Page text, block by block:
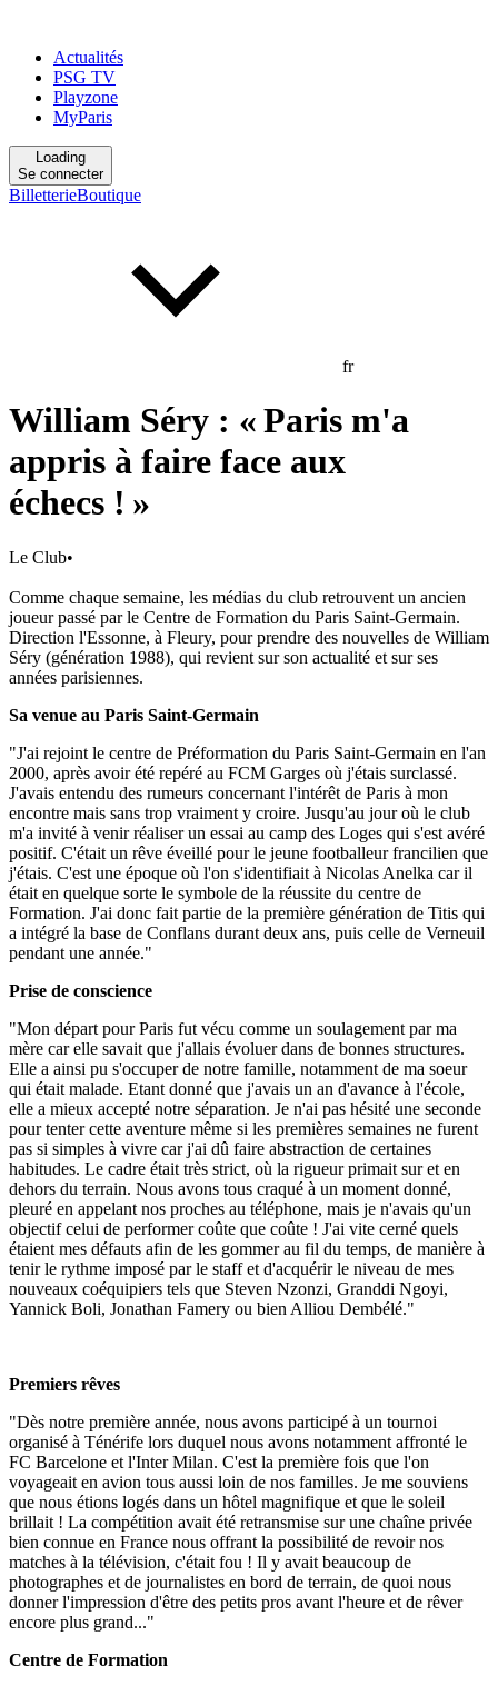
Actualités
PSG TV
Playzone
MyParis
Loading
Se connecter
BilletterieBoutique
fr
William Séry : « Paris m'a
appris à faire face aux
échecs ! »
Le Club•
Comme chaque semaine, les médias du club retrouvent un ancien
joueur passé par le Centre de Formation du Paris Saint-Germain.
Direction l'Essonne, à Fleury, pour prendre des nouvelles de William
Séry (génération 1988), qui revient sur son actualité et sur ses
années parisiennes.
Sa venue au Paris Saint-Germain
"J'ai rejoint le centre de Préformation du Paris Saint-Germain en l'an
2000, après avoir été repéré au FCM Garges où j'étais surclassé.
J'avais entendu des rumeurs concernant l'intérêt de Paris à mon
encontre mais sans trop vraiment y croire. Jusqu'au jour où le club
m'a invité à venir réaliser un essai au camp des Loges qui s'est avéré
positif. C'était un rêve éveillé pour le jeune footballeur francilien que
j'étais. C'est une époque où l'on s'identifiait à Nicolas Anelka car il
était en quelque sorte le symbole de la réussite du centre de
Formation. J'ai donc fait partie de la première génération de Titis qui
a intégré la base de Conflans durant deux ans, puis celle de Verneuil
pendant une année."
Prise de conscience
"Mon départ pour Paris fut vécu comme un soulagement par ma
mère car elle savait que j'allais évoluer dans de bonnes structures.
Elle a ainsi pu s'occuper de notre famille, notamment de ma soeur
qui était malade. Etant donné que j'avais un an d'avance à l'école,
elle a mieux accepté notre séparation. Je n'ai pas hésité une seconde
pour tenter cette aventure même si les premières semaines ne furent
pas si simples à vivre car j'ai dû faire abstraction de certaines
habitudes. Le cadre était très strict, où la rigueur primait sur et en
dehors du terrain. Nous avons tous craqué à un moment donné,
pleuré en appelant nos proches au téléphone, mais je n'avais qu'un
objectif celui de performer coûte que coûte ! J'ai vite cerné quels
étaient mes défauts afin de les gommer au fil du temps, de manière à
tenir le rythme imposé par le staff et d'acquérir le niveau de mes
nouveaux coéquipiers tels que Steven Nzonzi, Granddi Ngoyi,
Yannick Boli, Jonathan Famery ou bien Alliou Dembélé."
Premiers rêves
"Dès notre première année, nous avons participé à un tournoi
organisé à Ténérife lors duquel nous avons notamment affronté le
FC Barcelone et l'Inter Milan. C'est la première fois que l'on
voyageait en avion tous aussi loin de nos familles. Je me souviens
que nous étions logés dans un hôtel magnifique et que le soleil
brillait ! La compétition avait été retransmise sur une chaîne privée
bien connue en France nous offrant la possibilité de revoir nos
matches à la télévision, c'était fou ! Il y avait beaucoup de
photographes et de journalistes en bord de terrain, de quoi nous
donner l'impression d'être des petits pros avant l'heure et de rêver
encore plus grand..."
Centre de Formation